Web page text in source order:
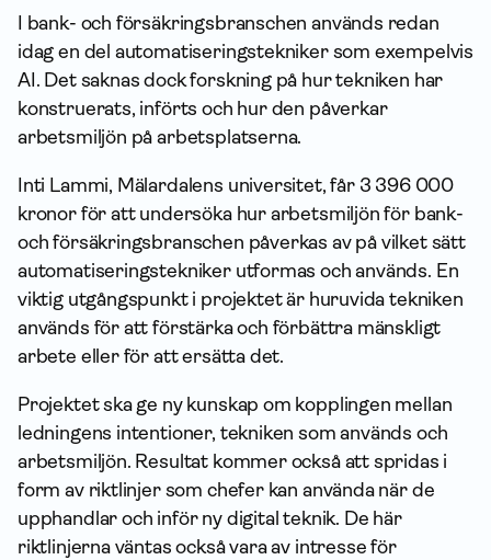
I bank- och försäkringsbranschen används redan
idag en del automatiseringstekniker som exempelvis
AI. Det saknas dock forskning på hur tekniken har
konstruerats, införts och hur den påverkar
arbetsmiljön på arbetsplatserna.
Inti Lammi, Mälardalens universitet, får 3 396 000
kronor för att undersöka hur arbetsmiljön för bank-
och försäkringsbranschen påverkas av på vilket sätt
automatiseringstekniker utformas och används. En
viktig utgångspunkt i projektet är huruvida tekniken
används för att förstärka och förbättra mänskligt
arbete eller för att ersätta det.
Projektet ska ge ny kunskap om kopplingen mellan
ledningens intentioner, tekniken som används och
arbetsmiljön. Resultat kommer också att spridas i
form av riktlinjer som chefer kan använda när de
upphandlar och inför ny digital teknik. De här
riktlinjerna väntas också vara av intresse för